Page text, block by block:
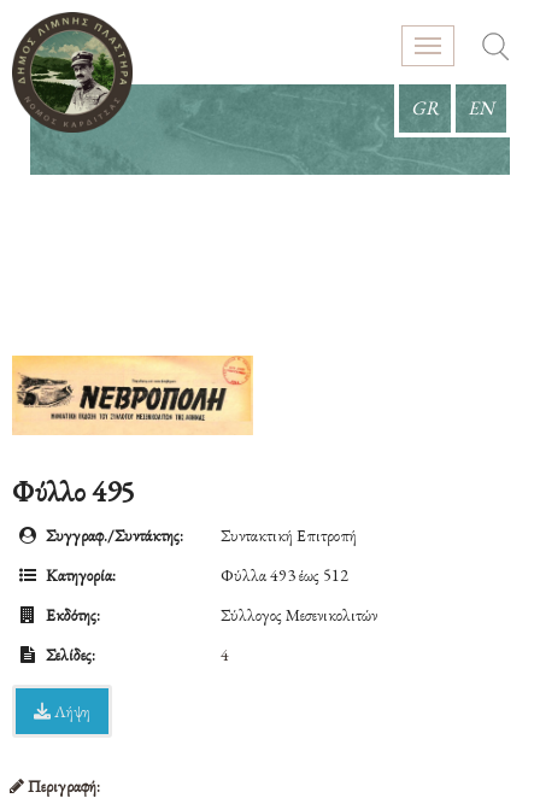
GR EN
Φύλλο 495
Συγγραφ./Συντάκτης:
Συντακτική Επιτροπή
Κατηγορία:
Φύλλα 493 έως 512
Εκδότης:
Σύλλογος Μεσενικολιτών
Σελίδες:
4
Λήψη
Περιγραφή: